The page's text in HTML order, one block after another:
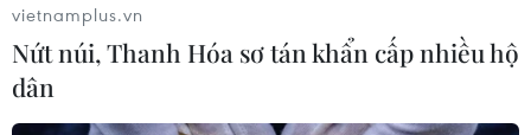
vietnamplus.vn
Nứt núi, Thanh Hóa sơ tán khẩn cấp nhiều hộ
dân